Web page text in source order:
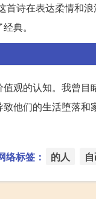
首诗在表达柔情和
典。
观的认知。我曾
他们的生活堕落
络标签： 的人